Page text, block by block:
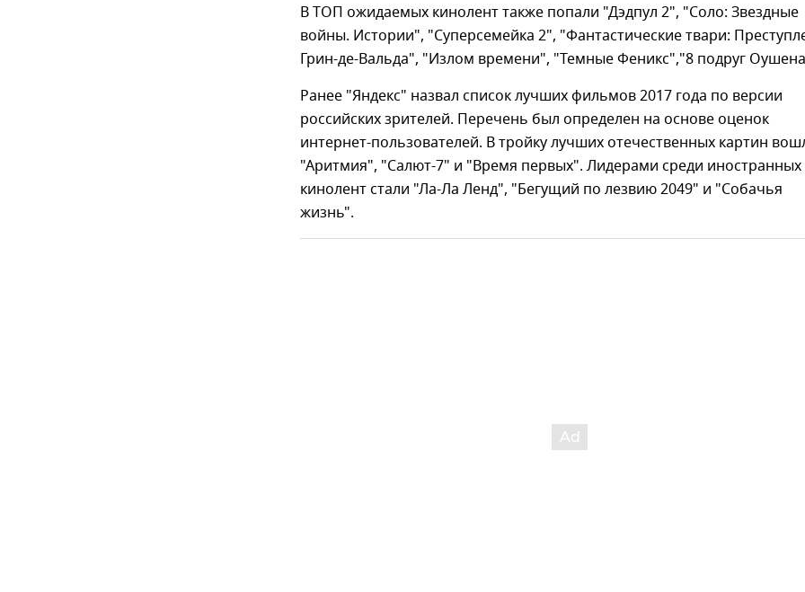
В ТОП ожидаемых кинолент также попали "Дэдпул 2", "Соло: Звездные
войны. Истории", "Суперсемейка 2", "Фантастические твари:
Грин-де-Вальда", "Излом времени", "Темные Феникс","8 подруг
Ранее "Яндекс" назвал список лучших фильмов 2017 года по версии
российских зрителей. Перечень был определен на основе оценок
интернет-пользователей. В тройку лучших отечественных картин
"Аритмия", "Салют-7" и "Время первых". Лидерами среди иностранных
кинолент стали "Ла-Ла Ленд", "Бегущий по лезвию 2049" и "Собачья
жизнь".